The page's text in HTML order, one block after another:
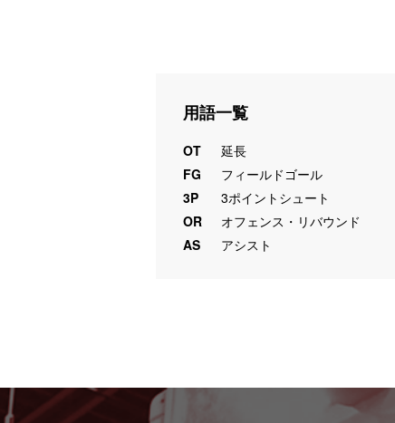
用語一覧
OT 延長
FG
フィールドゴール
3P
3ポイントシュート
OR
オフェンス・リバウンド
AS
アシスト